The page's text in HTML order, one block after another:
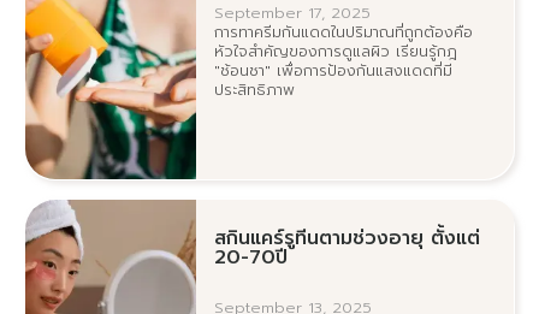
September 17, 2025
การทาครีมกันแดดในปริมาณที่ถูกต้องคือ
หัวใจสำคัญของการดูแลผิว เรียนรู้กฎ
"ช้อนชา" เพื่อการป้องกันแสงแดดที่มี
ประสิทธิภาพ
สกินแคร์รูทีนตามช่วงอายุ ตั้งแต่
20-70ปี
September 13, 2025